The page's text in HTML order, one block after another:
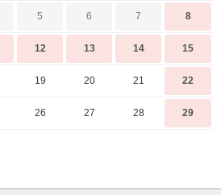
5 6 7 8
12 13 14 15
19 20 21 22
26 27 28 29